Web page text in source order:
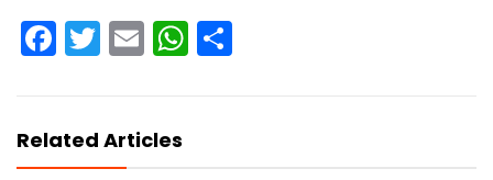
Facebook
Twitter
EmailWhatsApp
Related Articles